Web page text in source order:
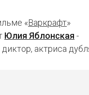
«Варкрафт»
Юлия Яблонская -
актриса